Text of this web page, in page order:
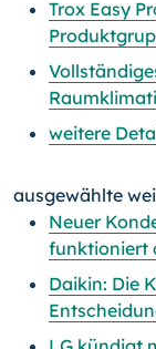
Trox Easy
weitere
ausgewählte
Neuer
funktioniert
Daikin: Die